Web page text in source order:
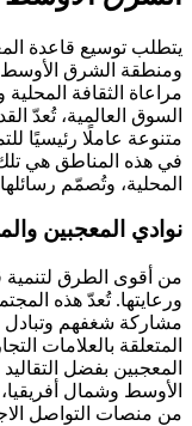
يتطلب توسيع قاعدة
ومنطقة الشرق الأوسط
مراعاة الثقافة
السوق العالمية، تُعدّ
متنوعة عاملًا رئيسيًا
في هذه المناطق هي تلك
المحلية، وتُصمّم
نوادي المعجبين
من أقوى الطرق لتنمية
ورعايتها. تُعدّ هذه
مشاركة شغفهم وتبادل
المتعلقة بالعلامات
المعجبين بفضل
الأوسط وشمال
من منصات التواصل